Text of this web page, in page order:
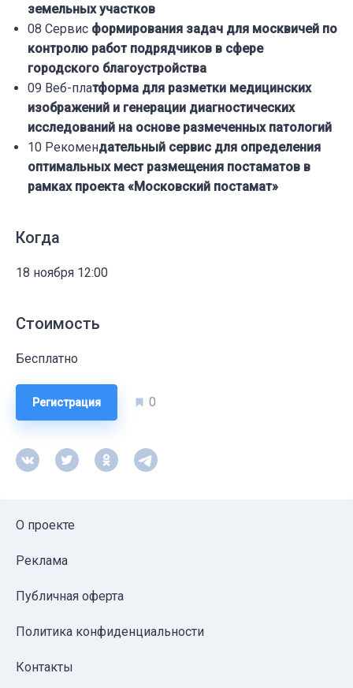
земельных участков
08 Сервис формирования задач для москвичей по
контролю работ подрядчиков в сфере
городского благоустройства
09 Веб-платформа для разметки медицинских
изображений и генерации диагностических
исследований на основе размеченных патологий
10 Рекомендательный сервис для определения
оптимальных мест размещения постаматов в
рамках проекта «Московский постамат»
Когда
18 ноября 12:00
Стоимость
Бесплатно
Регистрация 0
О проекте
Реклама
Публичная оферта
Политика конфиденциальности
Контакты